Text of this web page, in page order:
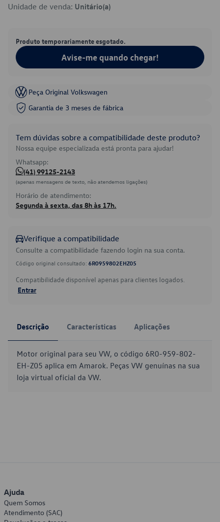
Unidade de venda: Unitário(a)
Produto temporariamente esgotado.
Avise-me quando chegar!
Peça Original Volkswagen
Garantia de 3 meses de fábrica
Tem dúvidas sobre a compatibilidade deste produto?
Nossa equipe especializada está pronta para ajudar!
Whatsapp:
(41) 99125-2143
(apenas mensagens de texto, não atendemos ligações)
Horário de atendimento:
Segunda à sexta, das 8h às 17h.
Verifique a compatibilidade
Consulte a compatibilidade fazendo login na sua conta.
Código original consultado: 6R0959802EHZ05
Compatibilidade disponível apenas para clientes logados.
Entrar
Descrição Características Aplicações
Motor original para seu VW, o código 6R0-959-802-
EH-Z05 aplica em Amarok. Peças VW genuínas na sua
loja virtual oficial da VW.
Ajuda
Quem Somos
Atendimento (SAC)